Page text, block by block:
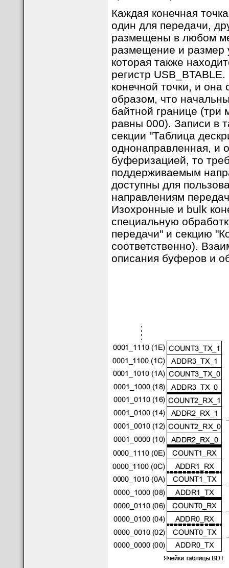
Каждая конечная
один для передачи,
размещены в любом
размещение и размер
которая также
регистр
конечной точки, и она
образом, что
байтной границе (три
равны 000). Записи в
секции "Таблица
однонаправленная, и
буферизацией, то
поддерживаемым
доступны для
направлениям
Изохронные и bulk
специальную
передачи" и секцию
соответственно).
описания буферов и